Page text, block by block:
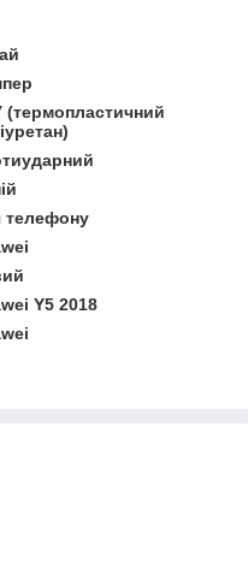
(термопластичний
телефону
Y5 2018